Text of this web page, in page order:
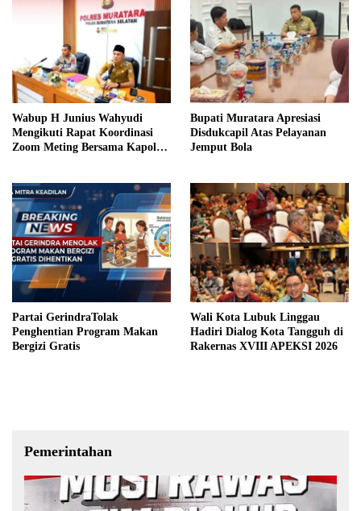
Wabup H Junius Wahyudi
Mengikuti Rapat Koordinasi
Zoom Meting Bersama Kapolres
Bupati Muratara Apresiasi
Disdukcapil Atas Pelayanan
Jemput Bola
Partai GerindraTolak
Penghentian Program Makan
Bergizi Gratis
Wali Kota Lubuk Linggau
Hadiri Dialog Kota Tangguh di
Rakernas XVIII APEKSI 2026
Pemerintahan